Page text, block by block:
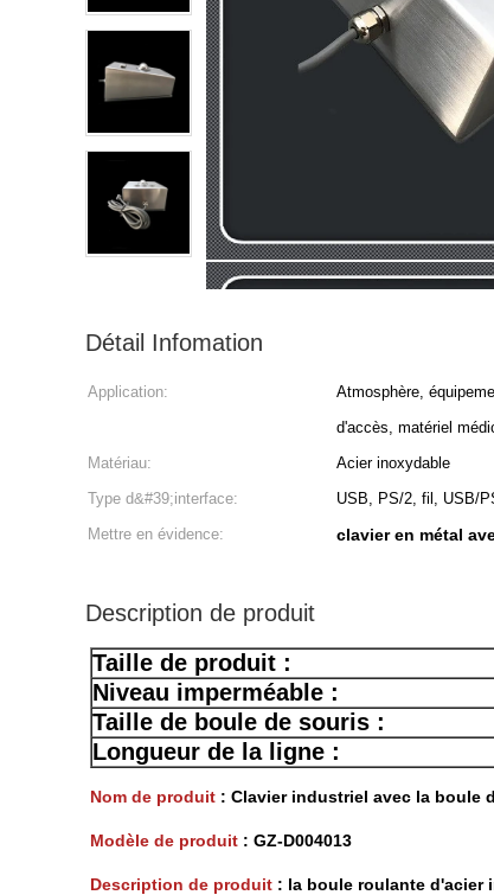
Détail Infomation
Application:
Atmosphère,
d'accès, matériel
Matériau: Acier inoxydable
Type d&#39;interface:
USB, PS/2, fil, USB/
Mettre en évidence:
clavier en métal
Description de produit
Taille de produit :
Niveau imperméable :
Taille de boule de souris :
Longueur de la ligne :
Nom de produit : Clavier industriel avec la boule
Modèle de produit : GZ-D004013
Description de produit : la boule roulante d'acier